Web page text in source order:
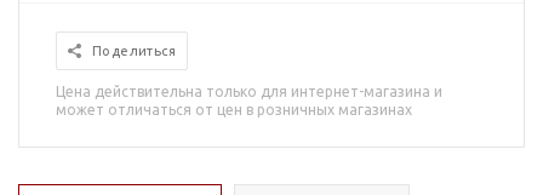
Поделиться
Цена действительна только для интернет-магазина и
может отличаться от цен в розничных магазинах